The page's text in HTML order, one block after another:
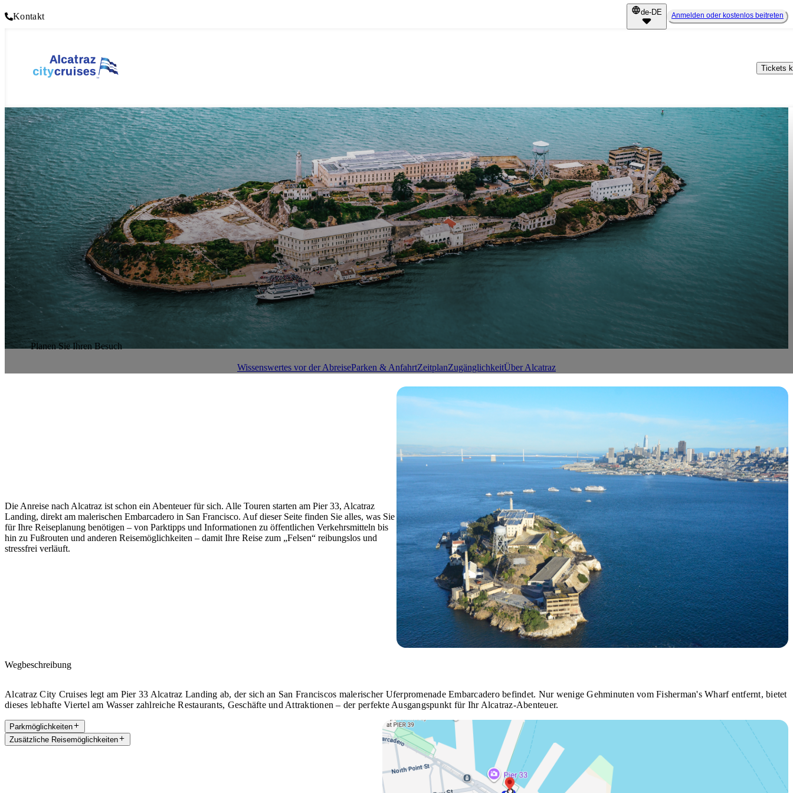
Kontakt de-DE Anmelden oder kostenlos beitreten
Tickets
Planen Sie Ihren Besuch
Wissenswertes vor der AbreiseParken & AnfahrtZeitplanZugänglichkeitÜber Alcatraz
Die Anreise nach Alcatraz ist schon ein Abenteuer für sich. Alle Touren starten am Pier 33, Alcatraz
Landing, direkt am malerischen Embarcadero in San Francisco. Auf dieser Seite finden Sie alles, was Sie
für Ihre Reiseplanung benötigen – von Parktipps und Informationen zu öffentlichen Verkehrsmitteln bis
hin zu Fußrouten und anderen Reisemöglichkeiten – damit Ihre Reise zum „Felsen“ reibungslos und
stressfrei verläuft.
Wegbeschreibung
Alcatraz City Cruises legt am Pier 33 Alcatraz Landing ab, der sich an San Franciscos malerischer Uferpromenade Embarcadero befindet. Nur wenige Gehminuten vom Fisherman's Wharf entfernt, bietet
dieses lebhafte Viertel am Wasser zahlreiche Restaurants, Geschäfte und Attraktionen – der perfekte Ausgangspunkt für Ihr Alcatraz-Abenteuer.
Parkmöglichkeiten
Zusätzliche Reisemöglichkeiten